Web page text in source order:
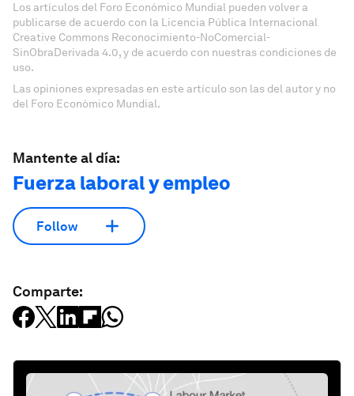
Los artículos del Foro Económico Mundial pueden volver a
publicarse de acuerdo con la Licencia Pública Internacional
Creative Commons Reconocimiento-NoComercial-
SinObraDerivada 4.0, y de acuerdo con nuestras condiciones de
uso.
Las opiniones expresadas en este artículo son las del autor y no
del Foro Económico Mundial.
Mantente al día:
Fuerza laboral y empleo
Follow
Comparte: